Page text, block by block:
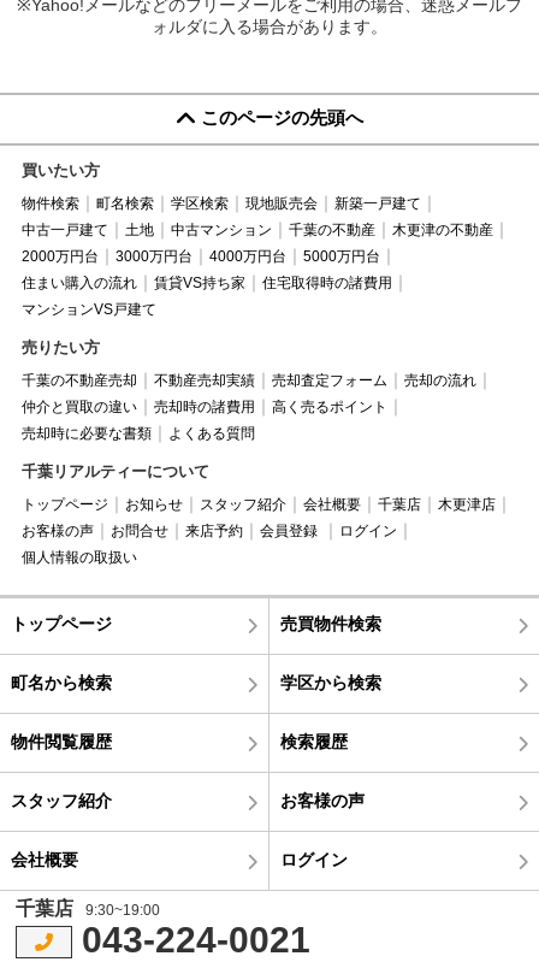
※Yahoo!メールなどのフリーメールをご利用の場合、迷惑メールフ
ォルダに入る場合があります。
このページの先頭へ
買いたい方
物件検索 町名検索 学区検索 現地販売会
新築一戸建て
中古一戸建て
土地 中古マンション 千葉の不動産
木更津の不動産
2000万円台
3000万円台 4000万円台
5000万円台
住まい購入の流れ
賃貸VS持ち家
住宅取得時の諸費用
マンションVS戸建て
売りたい方
千葉の不動産売却 不動産売却実績 売却査定フォーム
売却の流れ
仲介と買取の違い
売却時の諸費用
高く売るポイント
売却時に必要な書類
よくある質問
千葉リアルティーについて
トップページ お知らせ スタッフ紹介 会社概要 千葉店
木更津店
お客様の声
お問合せ 来店予約 会員登録
ログイン
個人情報の取扱い
トップページ 売買物件検索
町名から検索 学区から検索
物件閲覧履歴 検索履歴
スタッフ紹介 お客様の声
会社概要 ログイン
千葉店 9:30~19:00
043-224-0021